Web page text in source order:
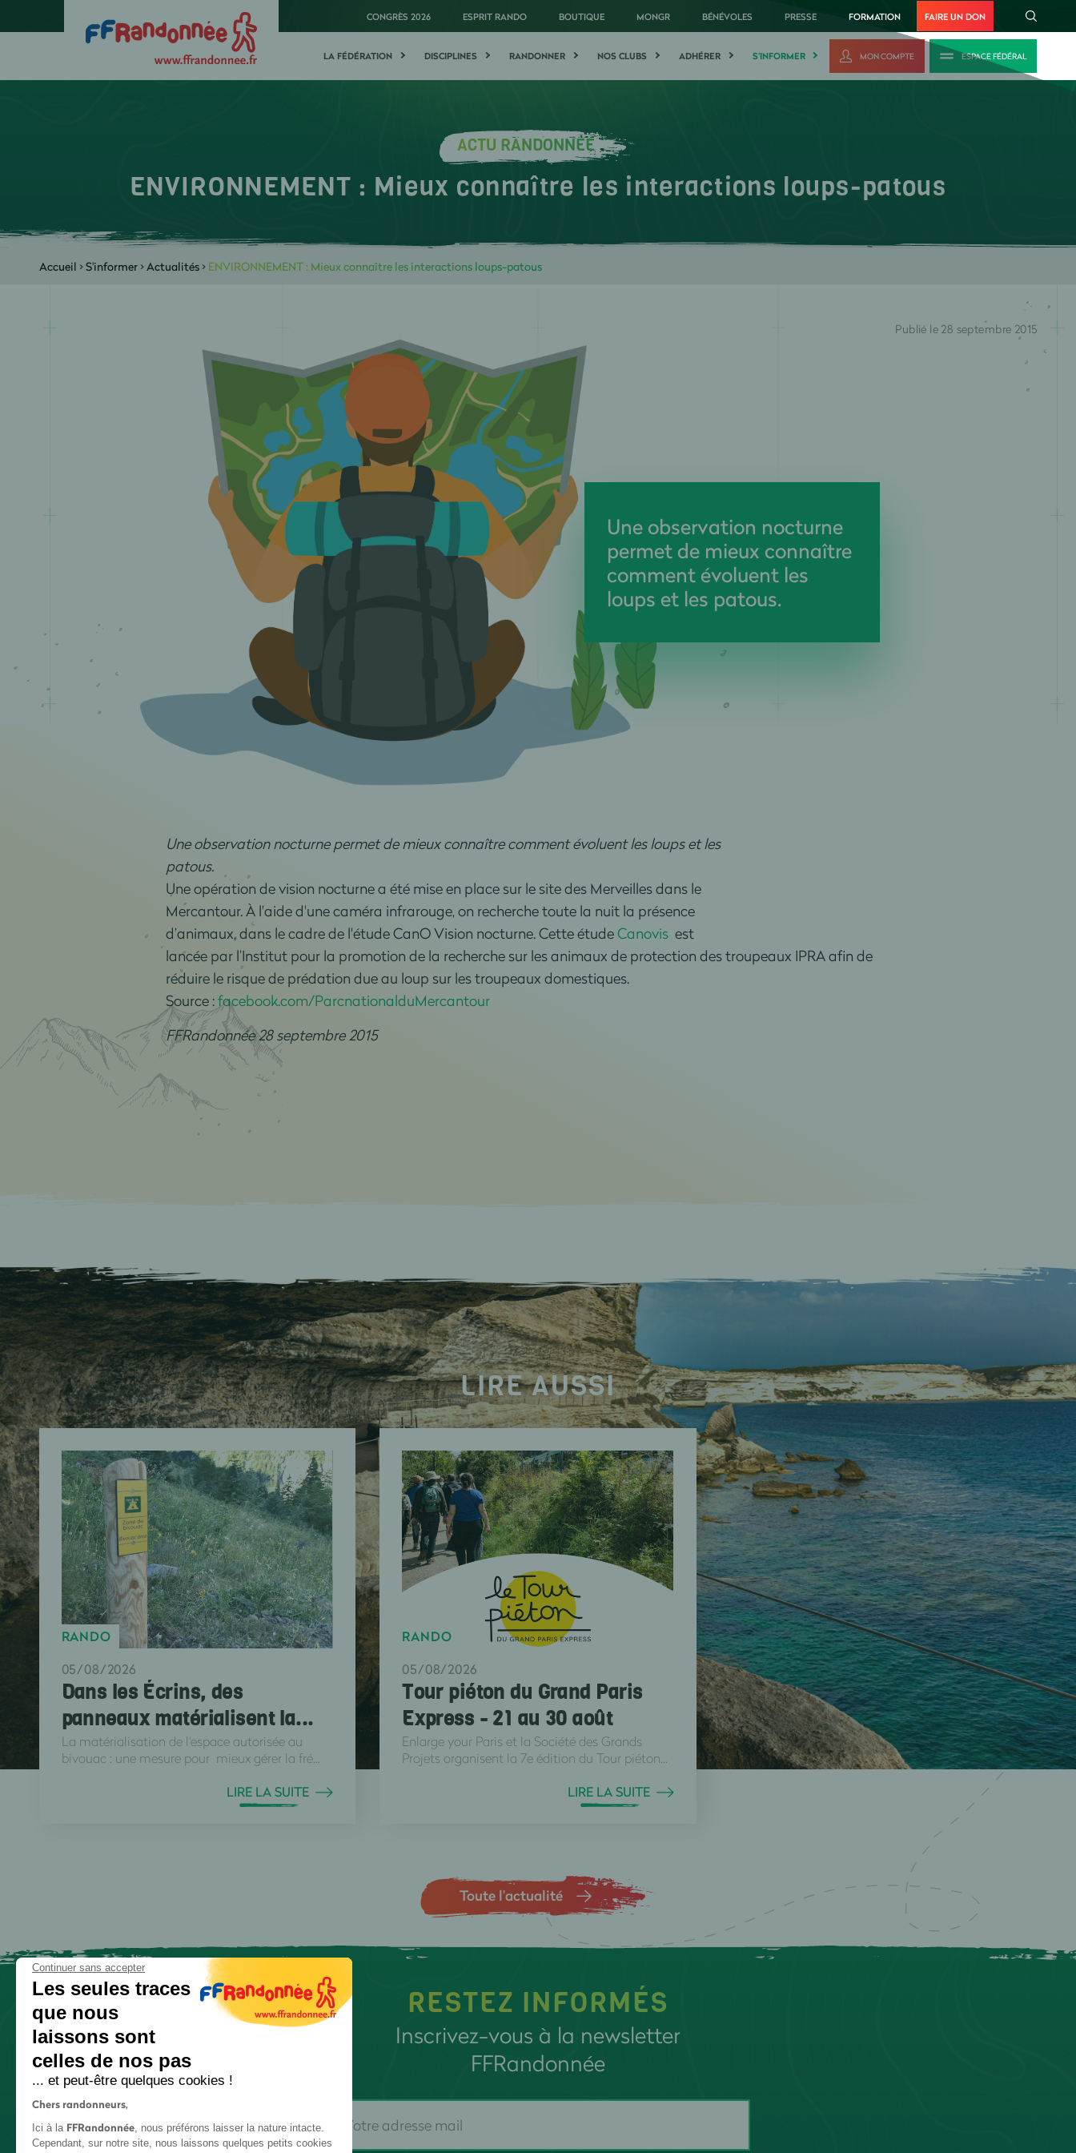
CONGRÈS 2026 ESPRIT RANDO BOUTIQUE MONGR BÉNÉVOLES PRESSE FORMATION FAIRE UN DON
LA FÉDÉRATION DISCIPLINES RANDONNER NOS CLUBS ADHÉRER S'INFORMER MON COMPTE ESPACE FÉDÉRAL
ACTU RANDONNÉE
ENVIRONNEMENT : Mieux connaître les interactions loups-patous
Accueil >S'informer>Actualités> ENVIRONNEMENT : Mieux connaître les interactions loups-patous
Une observation nocturne
permet de mieux connaître
comment évoluent les
loups et les patous.
Publié le 28 septembre 2015
Une observation nocturne permet de mieux connaître comment évoluent les loups et les
patous.
Une opération de vision nocturne a été mise en place sur le site des Merveilles dans le
Mercantour. À l'aide d'une ‎caméra ‎infrarouge, on recherche toute la nuit la présence
d’animaux, dans le cadre de l'étude ‪CanO Vision ‪‎nocturne. Cette étudeCanovisest
lancée par l’Institut pour la promotion de la recherche sur les animaux de protection des troupeaux IPRA afin de
réduire le risque de prédation due au loup sur les troupeaux domestiques.
Source :facebook.com/ParcnationalduMercantour
FFRandonnée 28 septembre 2015
LIRE AUSSI
RANDO
05/08/2026
Dans les Écrins, des
panneaux matérialisent la...
La matérialisation de l'espace autorisée au
bivouac : une mesure pour mieux gérer la fré...
LIRE LA SUITE
RANDO
05/08/2026
Tour piéton du Grand Paris
Express - 21 au 30 août
Enlarge your Paris et la Société des Grands
Projets organisent la 7e édition du Tour piéton...
LIRE LA SUITE
Toute l’actualité
RESTEZ INFORMÉS
Inscrivez-vous à la newsletter
FFRandonnée
Continuer sans accepter
Les seules traces
que nous
laissons sont
celles de nos pas
... et peut-être quelques cookies !
Chers randonneurs,
Ici à la FFRandonnée, nous préférons laisser la nature intacte.
Cependant, sur notre site, nous laissons quelques petits cookies